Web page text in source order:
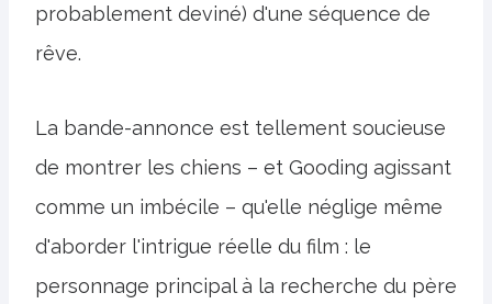
probablement deviné) d'une séquence de
rêve.
La bande-annonce est tellement soucieuse
de montrer les chiens – et Gooding agissant
comme un imbécile – qu'elle néglige même
d'aborder l'intrigue réelle du film : le
personnage principal à la recherche du père